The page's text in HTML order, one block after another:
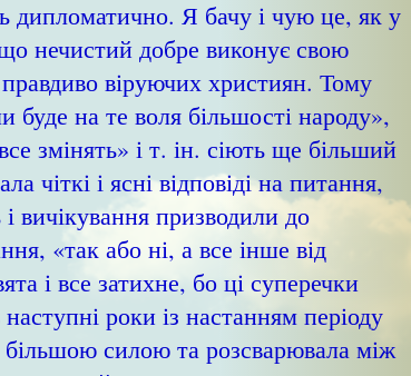
дипломатично. Я бачу і чую це, як у
нечистий добре виконує свою
віруючих християн. Тому
буде на те воля більшості народу»,
змінять» і т. ін. сіють ще більший
чіткі і ясні відповіді на питання,
вичікування призводили до
«так або ні, а все інше від
і все затихне, бо ці суперечки
роки із настанням періоду
більшою силою та розсварювала між